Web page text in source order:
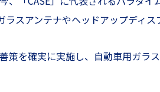
ラスアンテナやヘッドアップディ
策を確実に実施し、自動車用ガラ